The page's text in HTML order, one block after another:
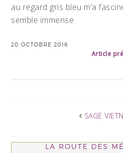
au regard gris bleu m’a
semble immense.
20 OCTOBRE 2016
Article
SAGE
LA ROUTE DES